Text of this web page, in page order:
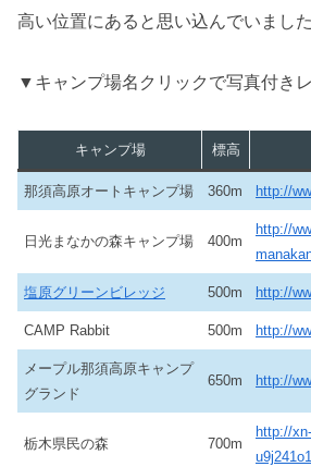
高い位置にあると思い込んでいました
▼キャンプ場名クリックで写真付き
キャンプ場 標高
那須高原オートキャンプ場 360m http://
日光まなかの森キャンプ場 400m
http://
塩原グリーンビレッジ 500m http://
CAMP Rabbit 500m http://
メープル那須高原キャンプ
グランド
650m http://
栃木県民の森 700m
http://